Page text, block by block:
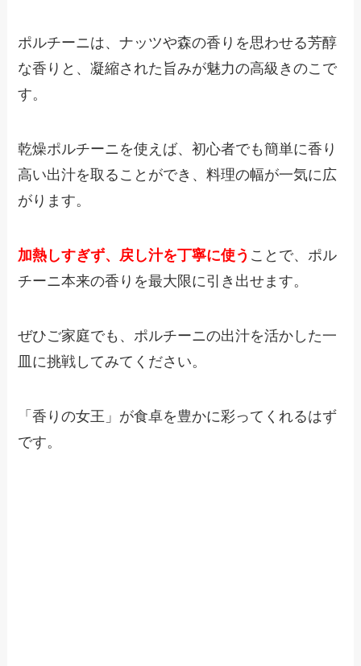
ポルチーニは、ナッツや森の香りを思わせる芳醇
な香りと、凝縮された旨みが魅力の高級きのこで
す。
乾燥ポルチーニを使えば、初心者でも簡単に香り
高い出汁を取ることができ、料理の幅が一気に広
がります。
加熱しすぎず、戻し汁を丁寧に使う ことで、ポル
チーニ本来の香りを最大限に引き出せます。
ぜひご家庭でも、ポルチーニの出汁を活かした一
皿に挑戦してみてください。
「香りの女王」が食卓を豊かに彩ってくれるはず
です。